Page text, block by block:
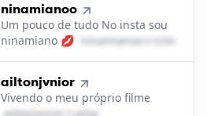
4.
ninamianoo
Um pouco de tudo No insta sou
ninamiano 💋
n​i​n​a​m​i​a​n​o​o​＠
5.
ailtonjvnior
Vivendo o meu próprio filme